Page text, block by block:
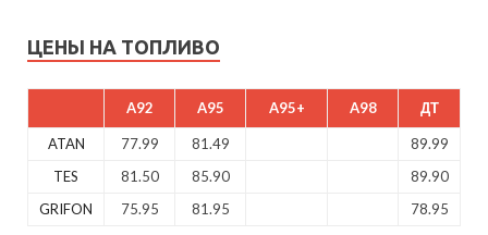
ЦЕНЫ НА ТОПЛИВО
A92 A95 A95+ A98 ДТ
ATAN 77.99 81.49
89.99
TES
81.50 85.90
89.90
GRIFON
75.95 81.95 78.95